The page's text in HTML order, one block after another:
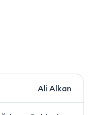
Ali Alkan